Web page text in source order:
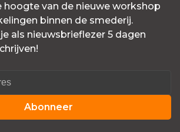
hoogte van de nieuwe workshop
binnen de smederij.
als nieuwsbrieflezer 5 dagen
Abonneer